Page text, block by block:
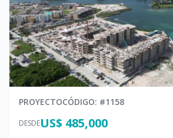
PROYECTOCÓDIGO: #1158
DESDEUS$ 485,000